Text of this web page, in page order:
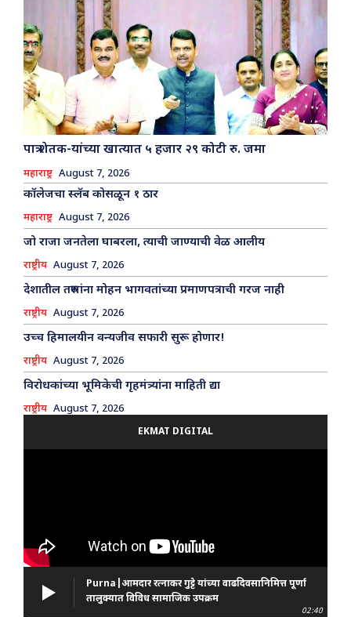
पात्र शेतक-यांच्या खात्यात ५ हजार २९ कोटी रु. जमा
महाराष्ट्र August 7, 2026
कॉलेजचा स्लॅब कोसळून १ ठार
महाराष्ट्र August 7, 2026
जो राजा जनतेला घाबरला, त्याची जाण्याची वेळ आलीय
राष्ट्रीय August 7, 2026
देशातील तरुणांना मोहन भागवतांच्या प्रमाणपत्राची गरज नाही
राष्ट्रीय August 7, 2026
उच्च हिमालयीन वन्यजीव सफारी सुरू होणार!
राष्ट्रीय August 7, 2026
विरोधकांच्या भूमिकेची गृहमंत्र्यांना माहिती द्या
राष्ट्रीय August 7, 2026
EKMAT DIGITAL
Purna|आमदार रत्नाकर गुट्टे यांच्या वाढदिवसानिमित्त पूर्णा
तालुक्यात विविध सामाजिक उपक्रम
02:40